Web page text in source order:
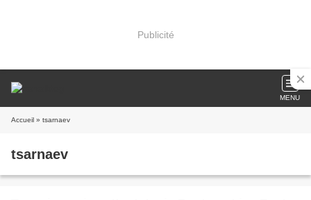
Publicité
MENU
Accueil » tsarnaev
tsarnaev